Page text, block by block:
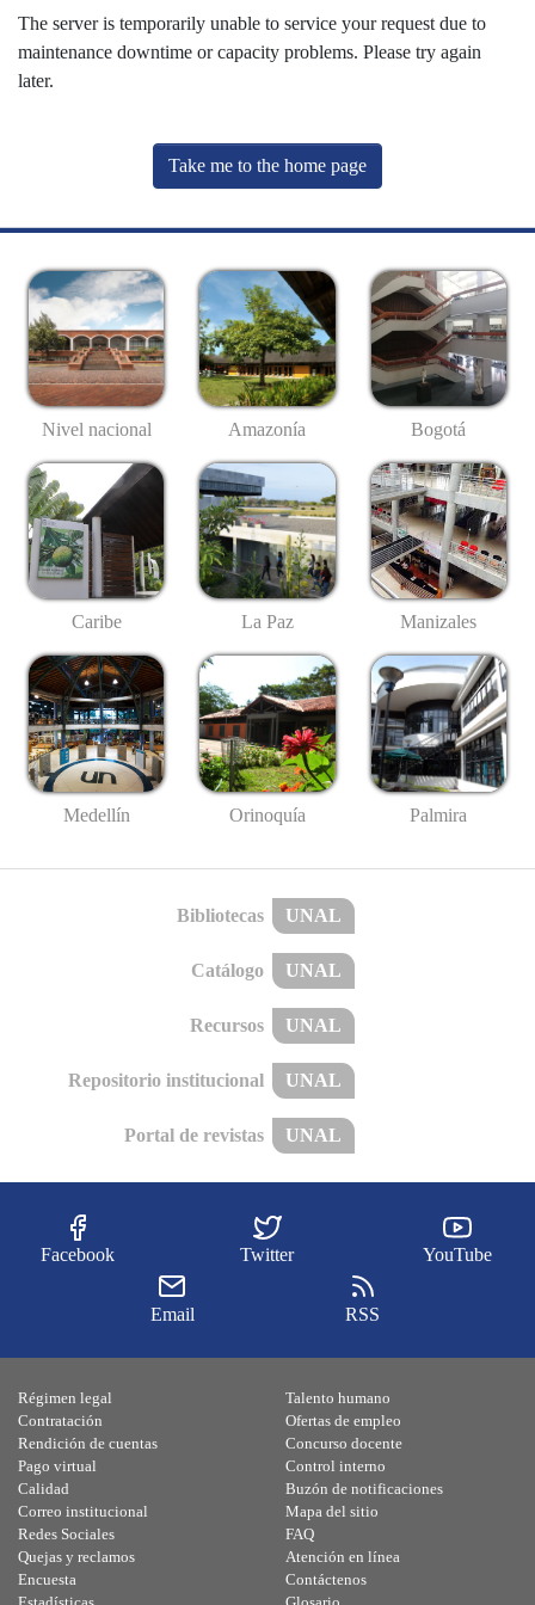
The server is temporarily unable to service your request due to
maintenance downtime or capacity problems. Please try again
later.
Take me to the home page
Nivel nacional Amazonía Bogotá
Caribe La Paz Manizales
Medellín Orinoquía Palmira
Bibliotecas UNAL
Catálogo UNAL
Recursos UNAL
Repositorio institucional UNAL
Portal de revistas UNAL
Facebook Twitter YouTube
Email RSS
Régimen legal
Contratación
Rendición de cuentas
Pago virtual
Calidad
Talento humano
Ofertas de empleo
Concurso docente
Control interno
Buzón de notificaciones
Correo institucional
Redes Sociales
Quejas y reclamos
Encuesta
Mapa del sitio
FAQ
Atención en línea
Contáctenos